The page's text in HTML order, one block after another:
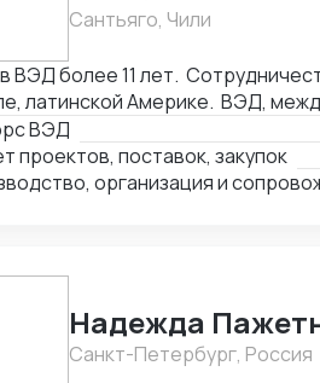
акты). - Помощь в проведении и составлении документов при
сделках. - Получение справок, лицензий и сертификатов - Бизнес
Сантьяго, Чили
более 11 лет. Сотрудничество с прямыми
латинской Америке. ВЭД,
оборудование, текстиль,
логистика и платежи.
ВЭД
проектов, поставок, закупок
Надежда
Санкт-Петербург, Россия